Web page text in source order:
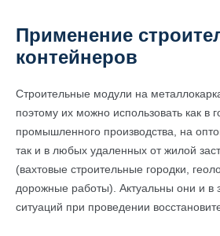
Применение
контейнеров
Строительные модули на
поэтому их можно использовать как в
промышленного производства, на
так и в любых удаленных от жилой
(вахтовые строительные городки,
дорожные работы). Актуальны они и в
ситуаций при проведении